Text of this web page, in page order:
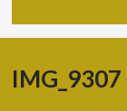
IMG_9307